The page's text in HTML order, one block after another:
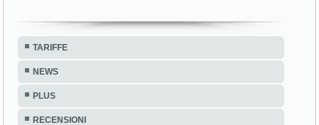
TARIFFE
NEWS
PLUS
RECENSIONI